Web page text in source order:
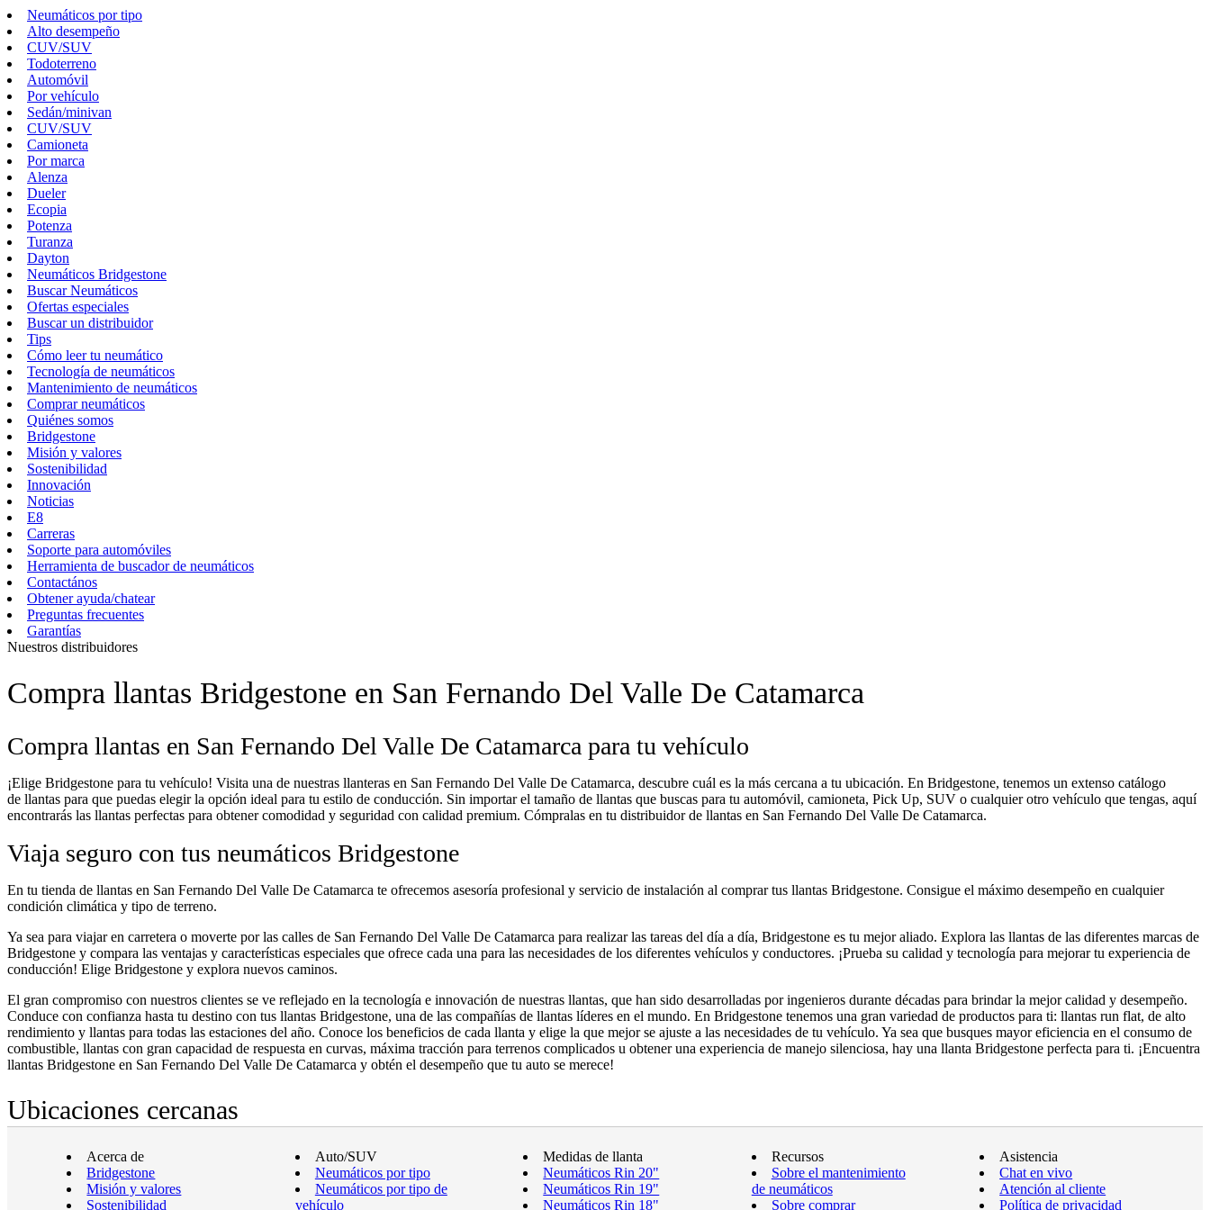
Neumáticos por tipo
Alto desempeño
CUV/SUV
Todoterreno
Automóvil
Por vehículo
Sedán/minivan
CUV/SUV
Camioneta
Por marca
Alenza
Dueler
Ecopia
Potenza
Turanza
Dayton
Neumáticos Bridgestone
Buscar Neumáticos
Ofertas especiales
Buscar un distribuidor
Tips
Cómo leer tu neumático
Tecnología de neumáticos
Mantenimiento de neumáticos
Comprar neumáticos
Quiénes somos
Bridgestone
Misión y valores
Sostenibilidad
Innovación
Noticias
E8
Carreras
Soporte para automóviles
Herramienta de buscador de neumáticos
Contactános
Obtener ayuda/chatear
Preguntas frecuentes
Garantías
Nuestros distribuidores
Compra llantas Bridgestone en San Fernando Del Valle De Catamarca
Compra llantas en San Fernando Del Valle De Catamarca para tu vehículo
¡Elige Bridgestone para tu vehículo! Visita una de nuestras llanteras en San Fernando Del Valle De Catamarca, descubre cuál es la más cercana a tu ubicación. En Bridgestone, tenemos un extenso catálogo
de llantas para que puedas elegir la opción ideal para tu estilo de conducción. Sin importar el tamaño de llantas que buscas para tu automóvil, camioneta, Pick Up, SUV o cualquier otro vehículo que tengas, aquí
encontrarás las llantas perfectas para obtener comodidad y seguridad con calidad premium. Cómpralas en tu distribuidor de llantas en San Fernando Del Valle De Catamarca.
Viaja seguro con tus neumáticos Bridgestone
En tu tienda de llantas en San Fernando Del Valle De Catamarca te ofrecemos asesoría profesional y servicio de instalación al comprar tus llantas Bridgestone. Consigue el máximo desempeño en cualquier
condición climática y tipo de terreno.
Ya sea para viajar en carretera o moverte por las calles de San Fernando Del Valle De Catamarca para realizar las tareas del día a día, Bridgestone es tu mejor aliado. Explora las llantas de las diferentes marcas de
Bridgestone y compara las ventajas y características especiales que ofrece cada una para las necesidades de los diferentes vehículos y conductores. ¡Prueba su calidad y tecnología para mejorar tu experiencia de
conducción! Elige Bridgestone y explora nuevos caminos.
El gran compromiso con nuestros clientes se ve reflejado en la tecnología e innovación de nuestras llantas, que han sido desarrolladas por ingenieros durante décadas para brindar la mejor calidad y desempeño.
Conduce con confianza hasta tu destino con tus llantas Bridgestone, una de las compañías de llantas líderes en el mundo. En Bridgestone tenemos una gran variedad de productos para ti: llantas run flat, de alto
rendimiento y llantas para todas las estaciones del año. Conoce los beneficios de cada llanta y elige la que mejor se ajuste a las necesidades de tu vehículo. Ya sea que busques mayor eficiencia en el consumo de
combustible, llantas con gran capacidad de respuesta en curvas, máxima tracción para terrenos complicados u obtener una experiencia de manejo silenciosa, hay una llanta Bridgestone perfecta para ti. ¡Encuentra
llantas Bridgestone en San Fernando Del Valle De Catamarca y obtén el desempeño que tu auto se merece!
Ubicaciones cercanas
Acerca de
Bridgestone
Misión y valores
Sostenibilidad
Auto/SUV
Neumáticos por tipo
Neumáticos por tipo de
vehículo
Medidas de llanta
Neumáticos Rin 20"
Neumáticos Rin 19"
Neumáticos Rin 18"
Recursos
Sobre el mantenimiento
de neumáticos
Sobre comprar
Asistencia
Chat en vivo
Atención al cliente
Política de privacidad